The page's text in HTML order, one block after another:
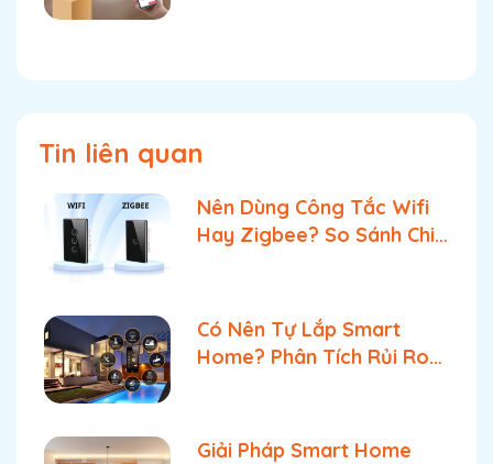
Tin liên quan
Nên Dùng Công Tắc Wifi
Hay Zigbee? So Sánh Chi
Có Nên Tự Lắp Smart
Home? Phân Tích Rủi Ro
Giải Pháp Smart Home